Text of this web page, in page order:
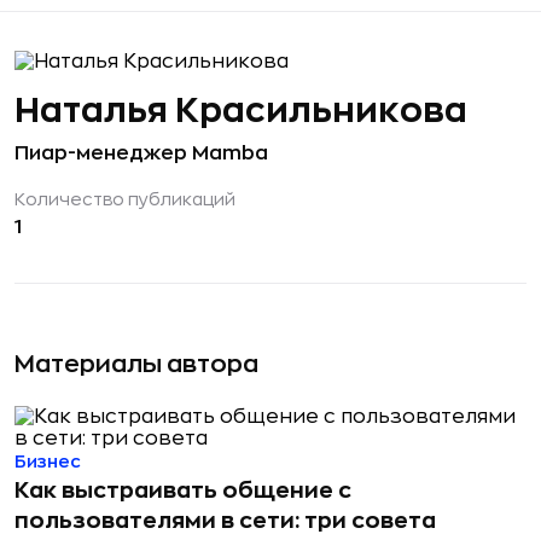
Материалы автора
Как выстраивать общение с
пользователями в сети: три совета
Бизнес
Наталья Красильникова
Пиар-менеджер Mamba
Количество публикаций
1